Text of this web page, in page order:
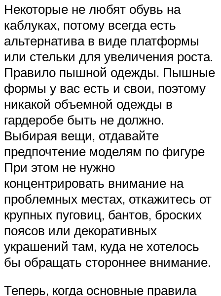
Некоторые не любят обувь на
каблуках, потому всегда есть
альтернатива в виде платформы
или стельки для увеличения роста.
Правило пышной одежды. Пышные
формы у вас есть и свои, поэтому
никакой объемной одежды в
гардеробе быть не должно.
Выбирая вещи, отдавайте
предпочтение моделям по фигуре
При этом не нужно
концентрировать внимание на
проблемных местах, откажитесь от
крупных пуговиц, бантов, броских
поясов или декоративных
украшений там, куда не хотелось
бы обращать стороннее внимание.
Теперь, когда основные правила